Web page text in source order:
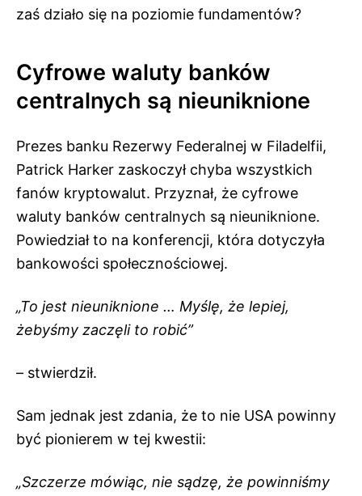
zaś działo się na poziomie fundamentów?
Cyfrowe waluty banków
centralnych są nieuniknione
Prezes banku Rezerwy Federalnej w Filadelfii,
Patrick Harker zaskoczył chyba wszystkich
fanów kryptowalut. Przyznał, że cyfrowe
waluty banków centralnych są nieuniknione.
Powiedział to na konferencji, która dotyczyła
bankowości społecznościowej.
„To jest nieuniknione … Myślę, że lepiej,
żebyśmy zaczęli to robić”
– stwierdził.
Sam jednak jest zdania, że to nie USA powinny
być pionierem w tej kwestii:
„Szczerze mówiąc, nie sądzę, że powinniśmy